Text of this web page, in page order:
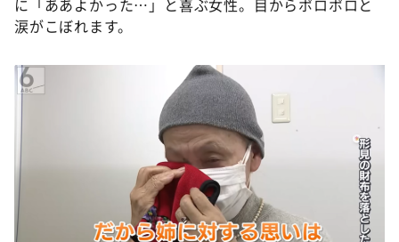
に「ああよかった…」と喜ぶ女性。目からポロポロと
涙がこぼれます。